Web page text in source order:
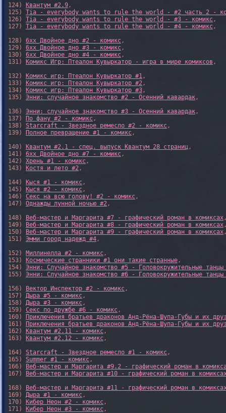
124) Квантум #2.9,
125) Tia - everybody wants to rule the world - #2 часть 2 -
126) Tia - everybody wants to rule the world - #3 - комикс,
127) Tia - everybody wants to rule the world - #4 - комикс,
128) 6xx Двойное дно #2 - комикс,
129) 6xx Двойное дно #3 - комикс,
130) 6xx Двойное дно #4 - комикс,
131)
Комикс Игр: Птеалон Кувыркатор - игра в мире комиксов ,
132)
Комикс игр: Птеалон Кувыркатор #1,
133)
Комикс игр: Птеалон Кувыркатор #2,
134)
Комикс игр: Птеалон Кувыркатор #3,
135) Энни: случайное знакомство #2 - Осенний кавардак,
136) Энни: случайное знакомство #3 - Осенний кавардак,
137)
По фану #2 - комикс,
138) Starcraft - Звездное ремесло #2 - комикс,
139)
Полное превращение #1 - комикс,
140)
Квантум #2.1 - спец. выпуск Квантум 28 страниц,
141) 6xx Двойное дно #7 - комикс,
142) Хрень #1 - комикс,
143)
Костя и лето #2,
144)
Кыся #1 - комикс,
145)
Кыся #2 - комикс,
146) Секс на всю голову! #2 - комикс,
147) Однажды лунной ночью #2,
148)
Веб-мастер и Маргарита #7 - графический роман в комиксах
149)
Веб-мастер и Маргарита #8 - графический роман в комиксах
150)
Веб-мастер и Маргарита #9 - графический роман в комиксах
151) Эмми город надежд #4,
152) Миллинелла #2 - комикс,
153)
Космические странники #1 они такие странные,
154) Энни: Случайное знакомство #5 - Головокружительные
155) Энни: Случайное знакомство #6 - Головокружительные
156)
Вектор Инспектор #2 - комикс,
157) Дыра #5 - комикс,
158) Дыра #3 - комикс,
159) Секс по дружбе #6 - комикс,
160)
Приключения братьев драконов Анд-Рёна-Шупа-Губы и их
161)
Приключения братьев драконов Анд-Рёна-Шупа-Губы и их
162)
Квантум #2.11 - комикс,
163)
Квантум #2.12 - комикс,
164) Starcraft - Звездное ремесло #1 - комикс,
165) Summer #1 - комикс,
166)
Веб-мастер и Маргарита #9.2 - графический роман в
167)
Веб-мастер и Маргарита #10 - графический роман в
168)
Веб-мастер и Маргарита #11 - графический роман в
169) Дыра #1 - комикс,
170)
Кибер Неон #2 - комикс,
171)
Кибер Неон #3 - комикс,